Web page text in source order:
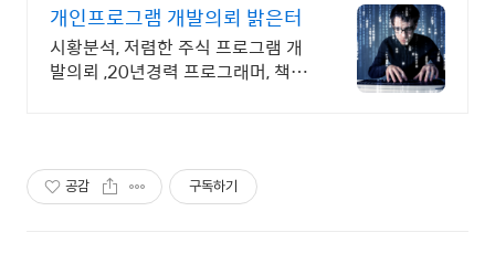
개인프로그램 개발의뢰 밝은터
시황분석, 저렴한 주식 프로그램 개
발의뢰 ,20년경력 프로그래머, 책임
공감 구독하기